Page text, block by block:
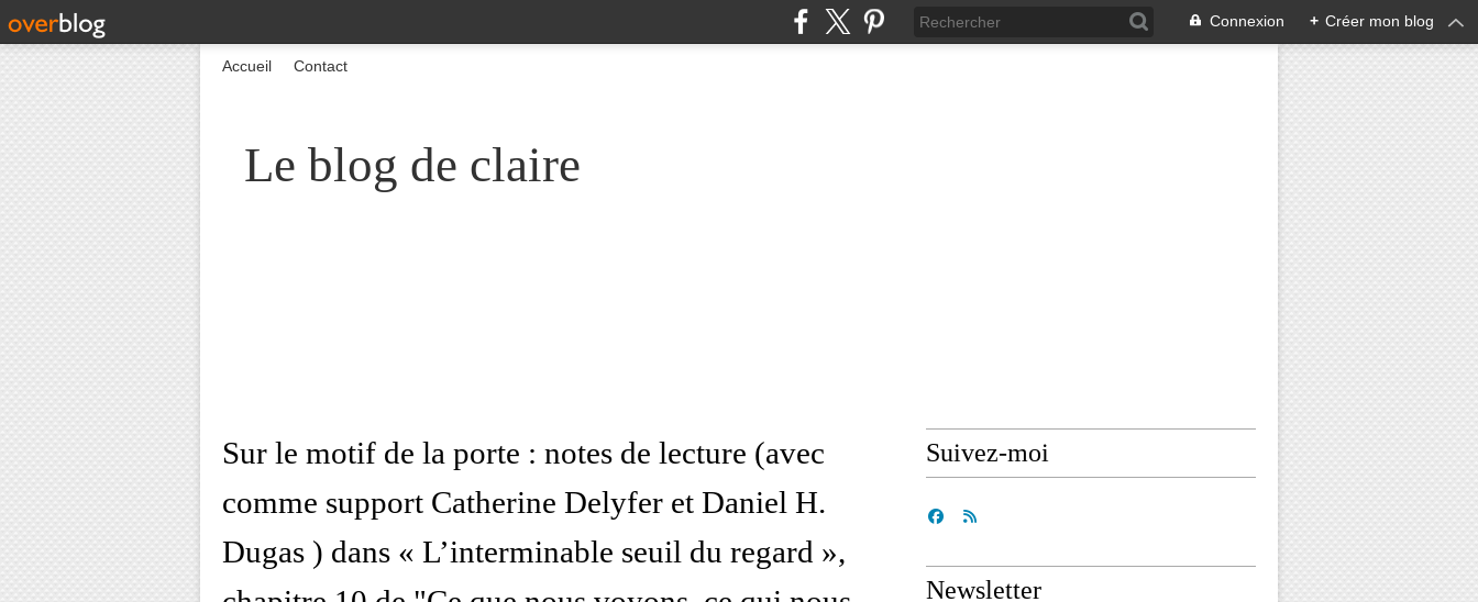
Connexion + Créer mon blog
Le blog de claire
Accueil Contact
Sur le motif de la porte : notes de lecture (avec
comme support Catherine Delyfer et Daniel H.
Dugas ) dans « L’interminable seuil du regard »,
Suivez-moi
Newsletter